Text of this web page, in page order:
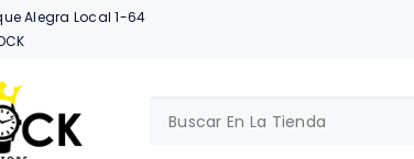
Alegra Local 1-64